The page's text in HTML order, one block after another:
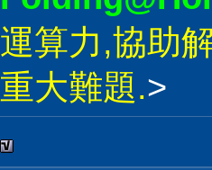
運算力,協助
重大難題.>